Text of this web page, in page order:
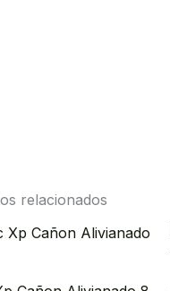
relacionados